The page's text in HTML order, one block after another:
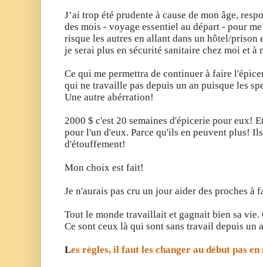
J’ai trop été prudente à cause de mon âge,
des mois - voyage essentiel au départ - pour
risque les autres en allant dans un hôtel/
je serai plus en sécurité sanitaire chez moi et à
Ce qui me permettra de continuer à faire
qui ne travaille pas depuis un an puisque les
Une autre abérration!
2000 $ c'est 20 semaines d'épicerie pour eux!
pour l'un d'eux. Parce qu'ils en peuvent plus!
d'étouffement!
Mon choix est fait!
Je n'aurais pas cru un jour aider des proches à
Tout le monde travaillait et gagnait bien sa
Ce sont ceux là qui sont sans travail depuis un
Les règles, il faut les changer au début pas